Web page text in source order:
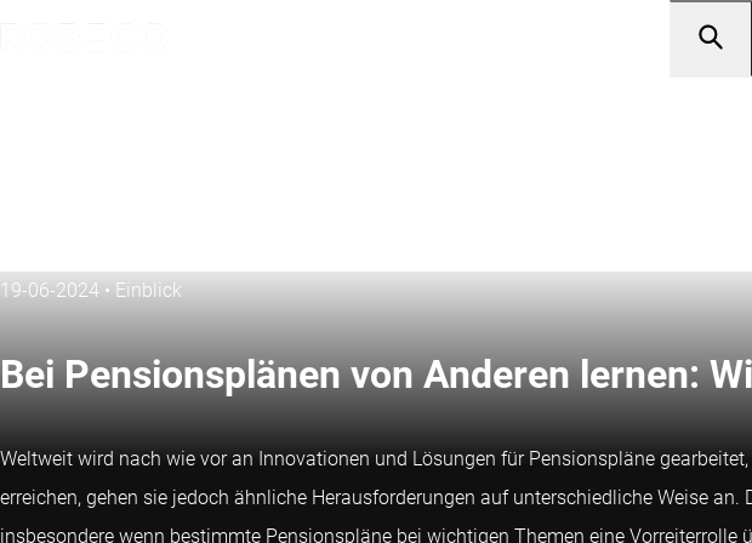
19-06-2024 • Einblick
Bei Pensionsplänen von Anderen lernen:
Weltweit wird nach wie vor an Innovationen und Lösungen für Pensionspläne
erreichen, gehen sie jedoch ähnliche Herausforderungen auf unterschiedliche Weise
insbesondere wenn bestimmte Pensionspläne bei wichtigen Themen eine Vorreiterrolle